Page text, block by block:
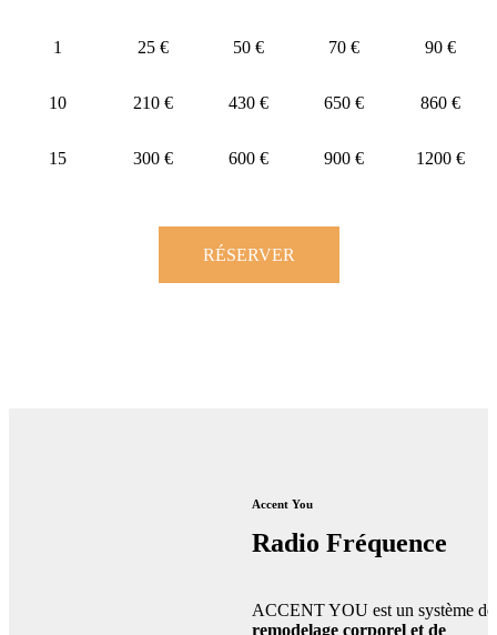
1 25 € 50 € 70 € 90 €
10 210 € 430 € 650 € 860 €
15 300 € 600 € 900 € 1200 €
RÉSERVER
Accent You
Radio Fréquence
ACCENT YOU est un système de
remodelage corporel et de